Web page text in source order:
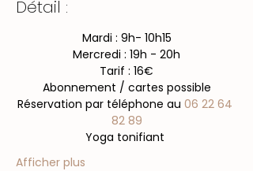
Détail :
Mardi : 9h- 10h15
Mercredi : 19h - 20h
Tarif : 16€
Abonnement / cartes possible
​Réservation par téléphone au 06 22 64
82 89
Yoga tonifiant
Afficher plus